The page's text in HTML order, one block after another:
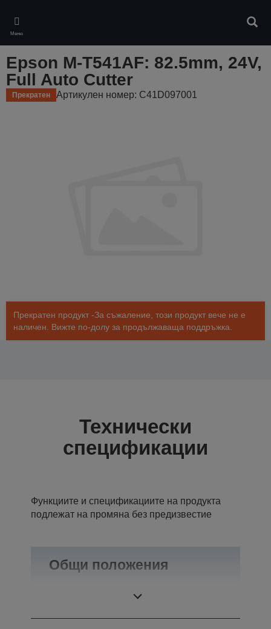
main
content
Меню
Epson M-T541AF: 82.5mm, 24V,
Full Auto Cutter
Прекратен Артикулен номер: C41D097001
Прекратен продукт -За съжаление, този продукт вече не е
наличен. Вижте по-долу за продължаваща поддръжка.
Технически
спецификации
Функциите и спецификациите на продукта
подлежат на промяна без предизвестие
Общи положения